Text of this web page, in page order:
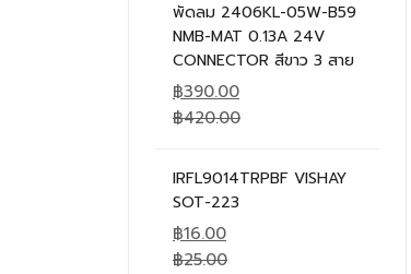
พัดลม 2406KL-05W-B59
NMB-MAT 0.13A 24V
CONNECTOR สีขาว 3 สาย
฿390.00
฿420.00
IRFL9014TRPBF VISHAY
SOT-223
฿16.00
฿25.00